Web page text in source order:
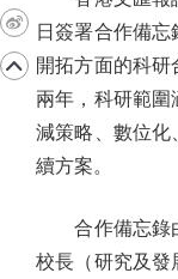
日簽署合作備
開拓方面的科
兩年，科研範圍
減策略、數位化
續方案。
合作備忘錄由
校長（研究及發